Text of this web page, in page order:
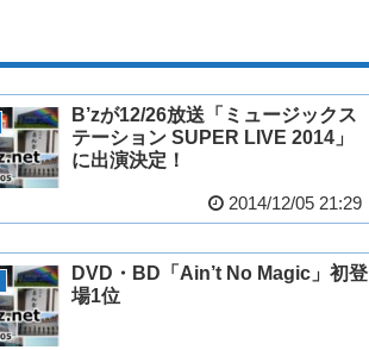
B’zが12/26放送「ミュージックス
テーション SUPER LIVE 2014」
に出演決定！
2014/12/05 21:29
DVD・BD「Ain’t No Magic」初登
場1位